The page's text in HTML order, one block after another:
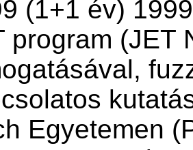
(1+1 év)
program (JET
Egyetemen